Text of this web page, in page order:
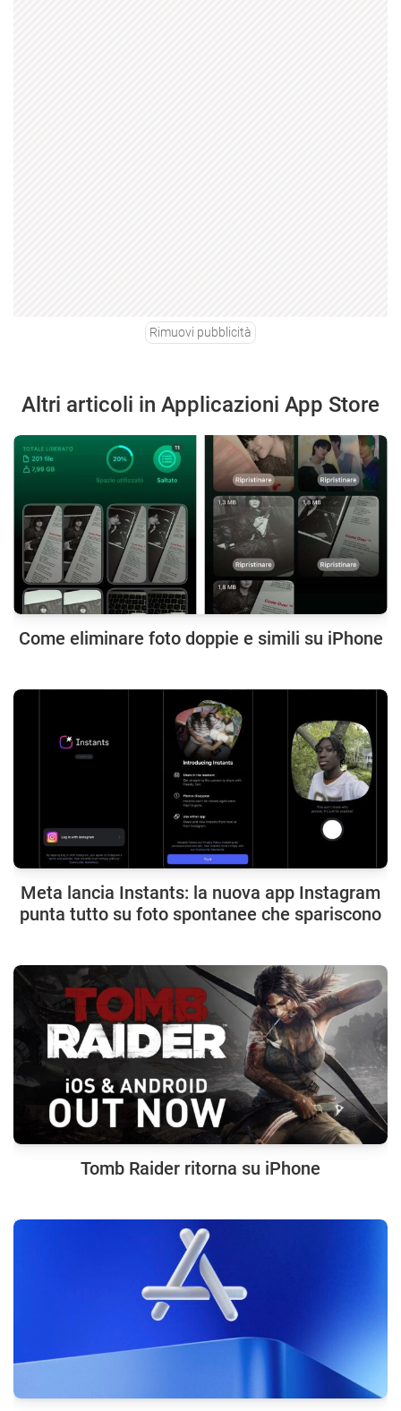
Rimuovi pubblicità
Altri articoli in Applicazioni App Store
Come eliminare foto doppie e simili su iPhone
Meta lancia Instants: la nuova app Instagram
punta tutto su foto spontanee che spariscono
Tomb Raider ritorna su iPhone